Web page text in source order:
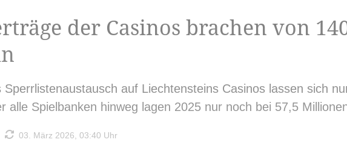
der Casinos brachen von
Sperrlistenaustausch auf Liechtensteins Casinos lassen sich
alle Spielbanken hinweg lagen 2025 nur noch bei 57,5
03. März 2026, 03:40 Uhr